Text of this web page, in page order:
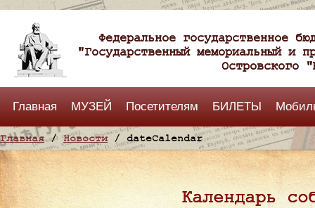
Федеральное государственное
"Государственный мемориальный и
Островского
Главная МУЗЕЙ Посетителям БИЛЕТЫ
Главная/Новости/ dateCalendar
Календарь